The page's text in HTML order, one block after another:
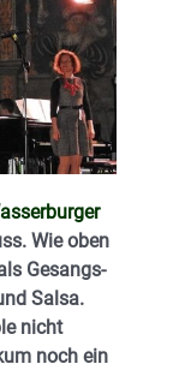
Wie oben
Gesangs-
Salsa.
nicht
noch ein